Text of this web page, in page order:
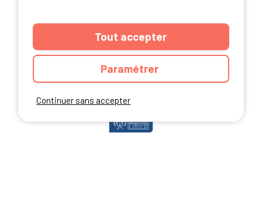
Continuer sans accepter
Tout accepter
Paramétrer